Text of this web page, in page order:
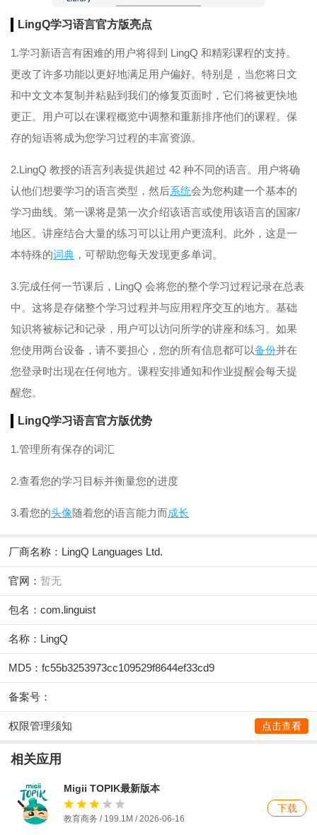
LingQ学习语言官方版亮点
1.学习新语言有困难的用户将得到 LingQ 和精彩课程的支持。
更改了许多功能以更好地满足用户偏好。特别是，当您将日文
和中文文本复制并粘贴到我们的修复页面时，它们将被更快地
更正。用户可以在课程概览中调整和重新排序他们的课程。保
存的短语将成为您学习过程的丰富资源。
2.LingQ 教授的语言列表提供超过 42 种不同的语言。用户将确
认他们想要学习的语言类型，然后系统会为您构建一个基本的
学习曲线。第一课将是第一次介绍该语言或使用该语言的国家/
地区。讲座结合大量的练习可以让用户更流利。此外，这是一
本特殊的词典 ，可帮助您每天发现更多单词。
3.完成任何一节课后，LingQ 会将您的整个学习过程记录在总表
中。这将是存储整个学习过程并与应用程序交互的地方。基础
知识将被标记和记录，用户可以访问所学的讲座和练习。如果
您使用两台设备，请不要担心，您的所有信息都可以备份并在
您登录时出现在任何地方。课程安排通知和作业提醒会每天提
醒您。
LingQ学习语言官方版优势
1.管理所有保存的词汇
2.查看您的学习目标并衡量您的进度
3.看您的头像随着您的语言能力而成长
厂商名称： LingQ Languages Ltd.
官网： 暂无
包名：com.linguist
名称：LingQ
MD5：fc55b3253973cc109529f8644ef33cd9
备案号：
权限管理须知 点击查看
相关应用
Migii TOPIK最新版本
教育商务 / 199.1M /2026-06-16
下载